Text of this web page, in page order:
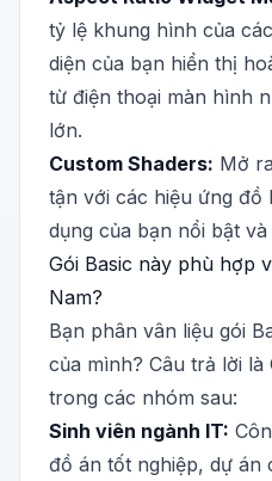
tỷ lệ khung hình của
diện của bạn hiển thị
từ điện thoại màn hình
lớn.
Custom Shaders: Mở
tận với các hiệu ứng đồ
dụng của bạn nổi bật
Gói Basic này phù hợp
Nam?
Bạn phân vân liệu gói
của mình? Câu trả lời
trong các nhóm sau:
Sinh viên ngành IT:
đồ án tốt nghiệp, dự án